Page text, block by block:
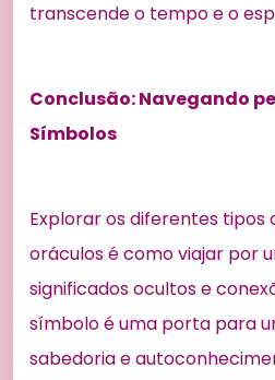
transcende o tempo e o
Conclusão: Navegando
Símbolos
Explorar os diferentes tipos
oráculos é como viajar por
significados ocultos e
símbolo é uma porta para
sabedoria e